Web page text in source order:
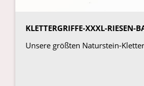
KLETTERGRIFFE-XXXL-RIESEN-
Unsere größten Naturstein-